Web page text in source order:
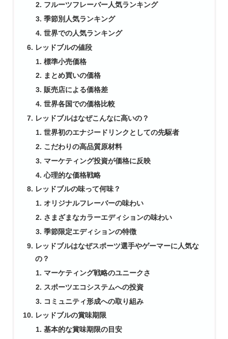
フルーツフレーバー人気ランキング
季節別人気ランキング
世界での人気ランキング
レッドブルの値段
標準小売価格
まとめ買いの価格
販売店による価格差
世界各国での価格比較
レッドブルはなぜこんなに高いの？
世界初のエナジードリンクとしての先駆者
こだわりの高品質原材料
マーケティング投資が価格に反映
心理的な価格戦略
レッドブルの味って何味？
オリジナルフレーバーの味わい
さまざまなカラーエディションの味わい
季節限定エディションの特徴
レッドブルはなぜスポーツ選手やゲーマーに人気な
の？
マーケティング戦略のユニークさ
スポーツエコシステムへの投資
コミュニティ形成への取り組み
レッドブルの賞味期限
基本的な賞味期限の目安